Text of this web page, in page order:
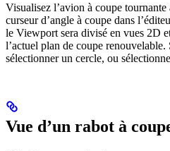
Visualisez l’avion à coupe tournante
curseur d’angle à coupe dans
le Viewport sera divisé en vues 2D
l’actuel plan de coupe
sélectionner un cercle, ou
Vue d’un rabot à